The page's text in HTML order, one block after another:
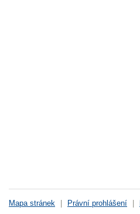
Mapa stránek Právní prohlášení